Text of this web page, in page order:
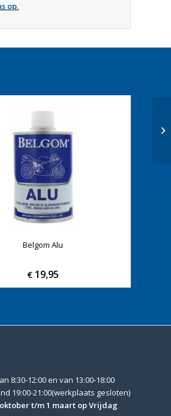
op.
Belgom Alu
€19,95
8:30-12:00 en van 13:00-18:00
19:00-21:00(werkplaats gesloten)
t/m 1 maart op Vrijdag